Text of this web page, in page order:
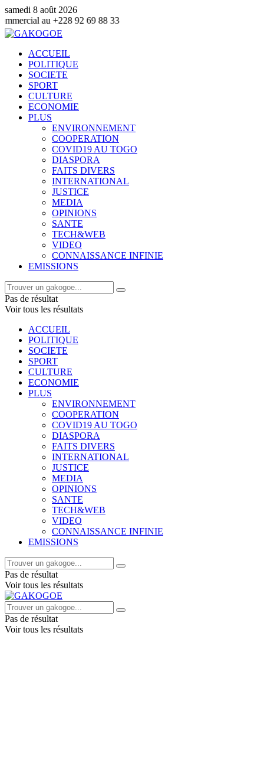
samedi 8 août 2026
92 69 88 33
ACCUEIL
POLITIQUE
SOCIETE
SPORT
CULTURE
ECONOMIE
PLUS
ENVIRONNEMENT
COOPERATION
COVID19 AU TOGO
DIASPORA
FAITS DIVERS
INTERNATIONAL
JUSTICE
MEDIA
OPINIONS
SANTE
TECH&WEB
VIDEO
CONNAISSANCE INFINIE
EMISSIONS
Pas de résultat
Voir tous les résultats
ACCUEIL
POLITIQUE
SOCIETE
SPORT
CULTURE
ECONOMIE
PLUS
ENVIRONNEMENT
COOPERATION
COVID19 AU TOGO
DIASPORA
FAITS DIVERS
INTERNATIONAL
JUSTICE
MEDIA
OPINIONS
SANTE
TECH&WEB
VIDEO
CONNAISSANCE INFINIE
EMISSIONS
Pas de résultat
Voir tous les résultats
Pas de résultat
Voir tous les résultats